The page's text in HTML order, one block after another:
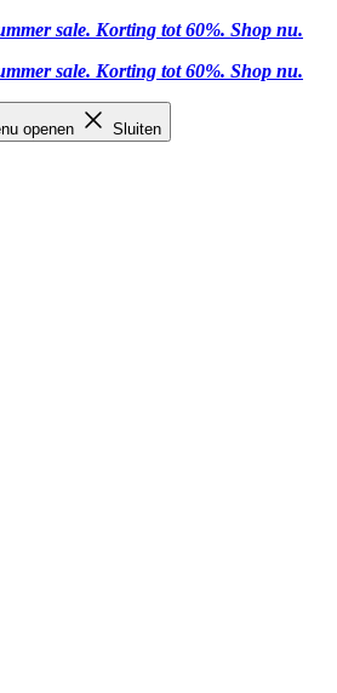
sale. Korting tot 60%. Shop nu.
sale. Korting tot 60%. Shop nu.
openen Sluiten